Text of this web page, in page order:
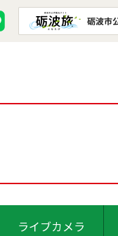
ライブカメラ